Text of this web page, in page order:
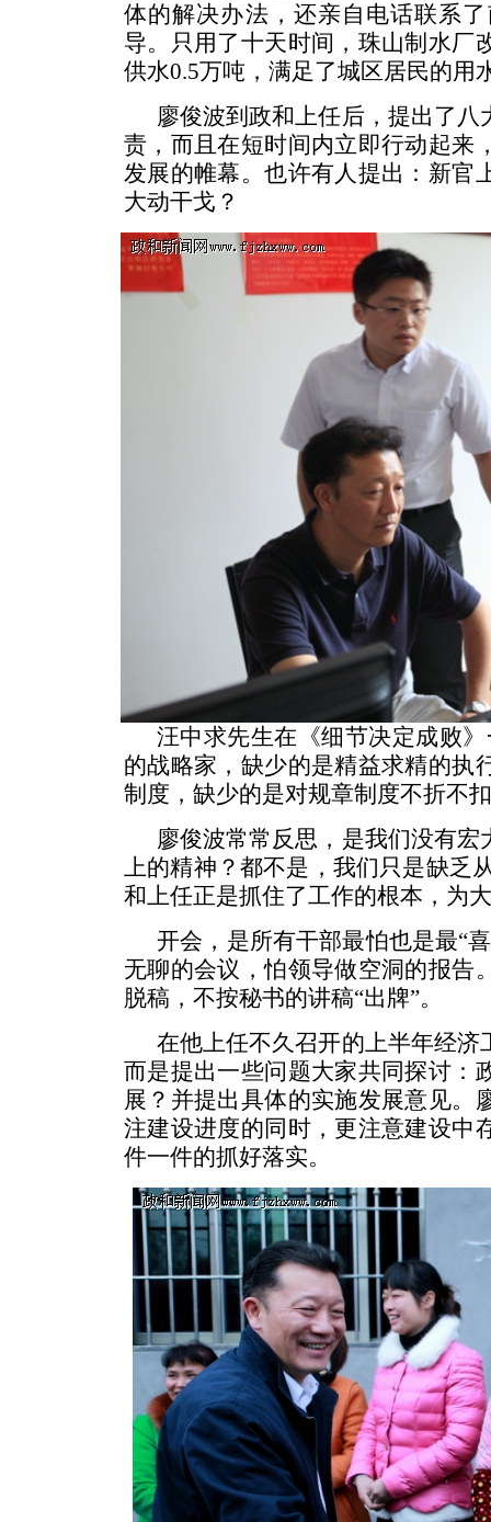
体的解决办法，还亲自电话联系
导。只用了十天时间，珠山制水厂
供水0.5万吨，满足了城区居民的用
廖俊波到政和上任后，提出了
责，而且在短时间内立即行动起来
发展的帷幕。也许有人提出：新官
大动干戈？
汪中求先生在《细节决定成败
的战略家，缺少的是精益求精的执
制度，缺少的是对规章制度不折不
廖俊波常常反思，是我们没有
上的精神？都不是，我们只是缺乏
和上任正是抓住了工作的根本，为
开会，是所有干部最怕也是最“
无聊的会议，怕领导做空洞的报告
脱稿，不按秘书的讲稿“出牌”。
在他上任不久召开的上半年经
而是提出一些问题大家共同探讨：
展？并提出具体的实施发展意见。
注建设进度的同时，更注意建设中
件一件的抓好落实。